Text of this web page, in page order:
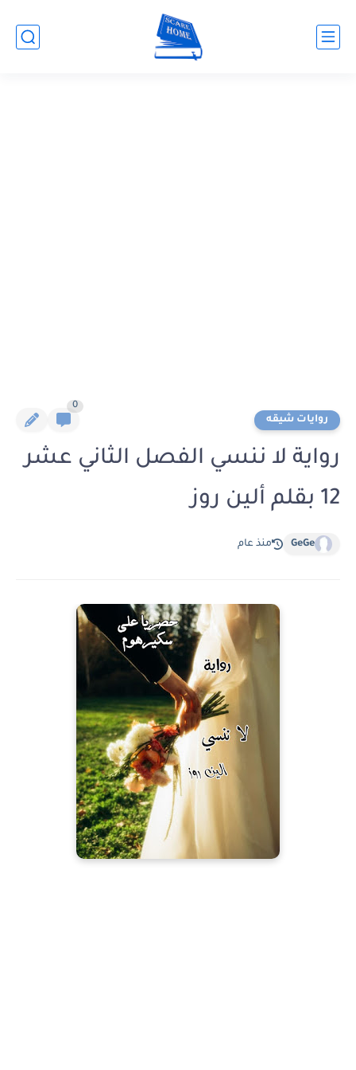
روايات شيقه
0
رواية لا ننسي الفصل الثاني عشر
12 بقلم ألين روز
GeGe منذ عام